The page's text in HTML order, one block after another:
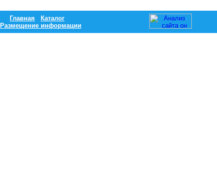
Главная
Каталог
Размещение информации